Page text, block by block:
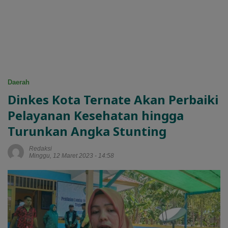
Daerah
Dinkes Kota Ternate Akan Perbaiki
Pelayanan Kesehatan hingga
Turunkan Angka Stunting
Redaksi
Minggu, 12 Maret 2023 - 14:58